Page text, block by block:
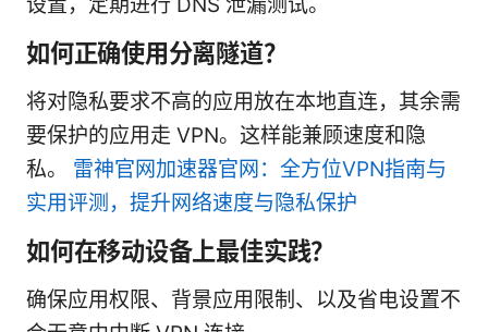
设置，定期进行 DNS 泄漏测试。
如何正确使用分离隧道？
将对隐私要求不高的应用放在本地直连，其余需
要保护的应用走 VPN。这样能兼顾速度和隐
私。 雷神官网加速器官网：全方位VPN指南与
实用评测，提升网络速度与隐私保护
如何在移动设备上最佳实践？
确保应用权限、背景应用限制、以及省电设置不